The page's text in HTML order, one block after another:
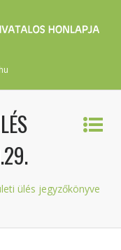
ülés jegyzőkönyve